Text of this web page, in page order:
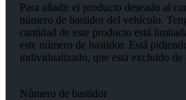
Para añadir el producto deseado al
número de bastidor del vehículo.
cantidad de este producto está
este número de bastidor. Está
individualizado, que está excluido
Número de bastidor